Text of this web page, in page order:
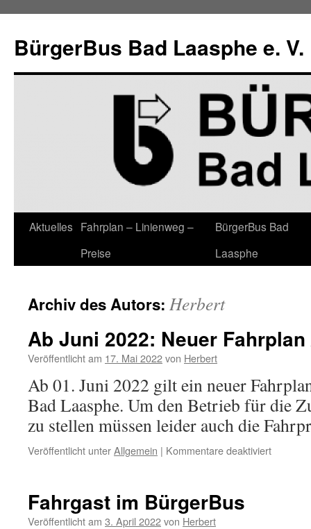
springen
BürgerBus Bad Laasphe e. V.
Aktuelles Fahrplan – Linienweg –
Preise
BürgerBus Bad
Laasphe
Archiv des Autors: Herbert
Ab Juni 2022: Neuer
Veröffentlicht am 17. Mai 2022von Herbert
Ab 01. Juni 2022 gilt ein neuer
Bad Laasphe. Um den Betrieb für die
zu stellen müssen leider auch die
Veröffentlicht unterAllgemein | Kommentare deaktiviertfür
Fahrgast im BürgerBus
Veröffentlicht am 3. April 2022von Herbert